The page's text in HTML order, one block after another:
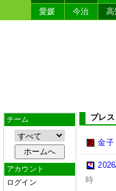
愛媛
今治 高
チーム
アカウント
ログイン
プレ
金子
時